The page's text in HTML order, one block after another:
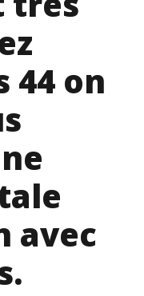
44 on
avec